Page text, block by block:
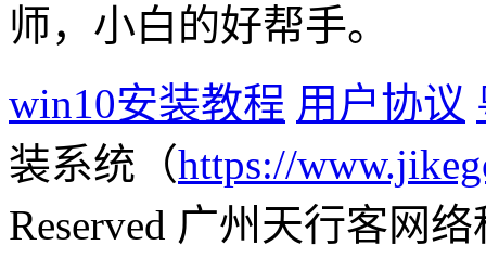
师，小白的好帮手。
win10安装教程 用户协议
装系统（https://
Reserved 广州天行客网